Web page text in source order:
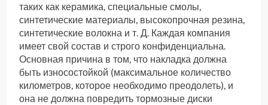
таких как керамика, специальные смолы,
синтетические материалы, высокопрочная резина,
синтетические волокна и т. Д. Каждая компания
имеет свой состав и строго конфиденциальна.
Основная причина в том, что накладка должна
быть износостойкой (максимальное количество
километров, которое необходимо преодолеть), и
она не должна повредить тормозные диски